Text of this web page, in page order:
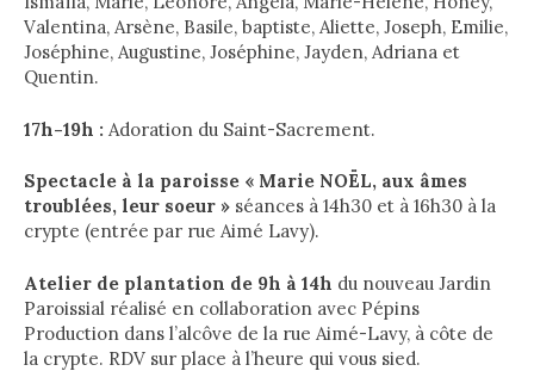
Valentina, Arsène, Basile, baptiste, Aliette, Joseph, Emilie,
Joséphine, Augustine, Joséphine, Jayden, Adriana et
Quentin.
17h-19h : Adoration du Saint-Sacrement.
Spectacle à la paroisse « Marie NOËL, aux âmes
troublées, leur soeur » séances à 14h30 et à 16h30 à la
crypte (entrée par rue Aimé Lavy).
Atelier de plantation de 9h à 14h du nouveau Jardin
Paroissial réalisé en collaboration avec Pépins
Production dans l’alcôve de la rue Aimé-Lavy, à côte de
la crypte. RDV sur place à l’heure qui vous sied.